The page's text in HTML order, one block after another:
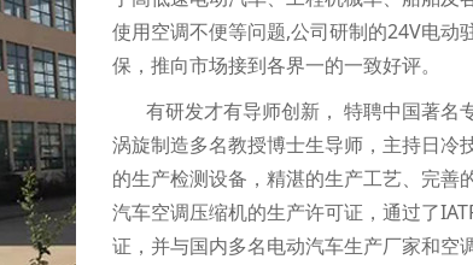
使用空调不便等问题,公司研制的24V电动
保，推向市场接到各界一的一致好评。
有研发才有导师创新， 特聘中国著名
涡旋制造多名教授博士生导师，主持日冷
的生产检测设备，精湛的生产工艺、完善
汽车空调压缩机的生产许可证，通过了
证，并与国内多名电动汽车生产厂家和空